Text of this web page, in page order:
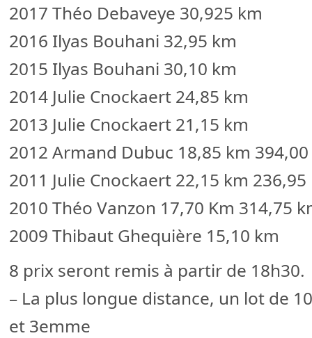
2017 Théo Debaveye 30,925 km
2016 Ilyas Bouhani 32,95 km
2015 Ilyas Bouhani 30,10 km
2014 Julie Cnockaert 24,85 km
2013 Julie Cnockaert 21,15 km
2012 Armand Dubuc 18,85 km
2011 Julie Cnockaert 22,15 km
2010 Théo Vanzon 17,70 Km 314,75
2009 Thibaut Ghequière 15,10 km
8 prix seront remis à partir de 18h30.
– La plus longue distance, un lot de
et 3emme